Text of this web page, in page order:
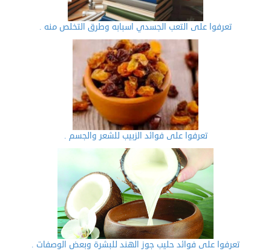
تعرفوا على التعب الجسدي اسبابه وطرق التخلص منه .
تعرفوا على فوائد الزبيب للشعر والجسم .
تعرفوا على فوائد حليب جوز الهند للبشرة وبعض الوصفات .